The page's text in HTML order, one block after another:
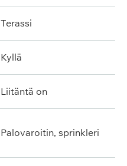
terassi
kyllä
liitäntä on
palovaroitin, sprinkleri